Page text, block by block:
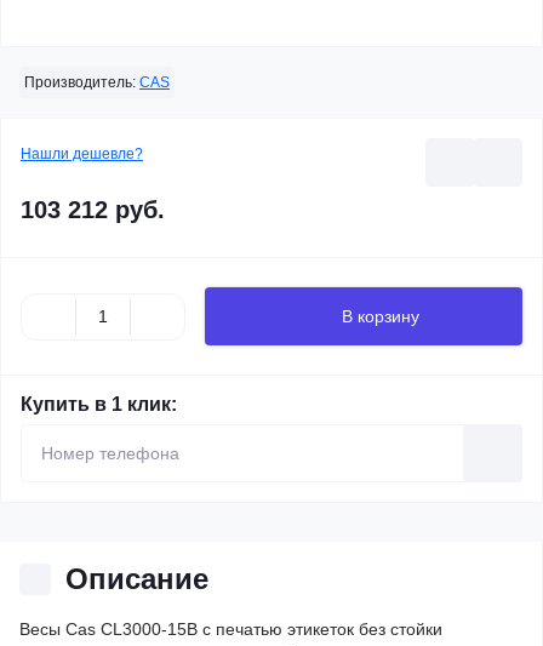
Производитель: CAS
Нашли дешевле?
103 212 руб.
В корзину
Купить в 1 клик:
Описание
Весы Cas CL3000-15B с печатью этикеток без стойки